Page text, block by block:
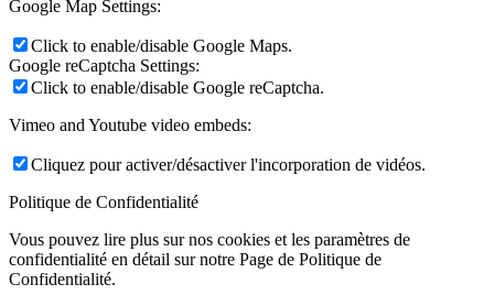
Google Map Settings:
Click to enable/disable Google Maps.
Google reCaptcha Settings:
Click to enable/disable Google reCaptcha.
Vimeo and Youtube video embeds:
Cliquez pour activer/désactiver l'incorporation de vidéos.
Politique de Confidentialité
Vous pouvez lire plus sur nos cookies et les paramètres de
confidentialité en détail sur notre Page de Politique de
Confidentialité.